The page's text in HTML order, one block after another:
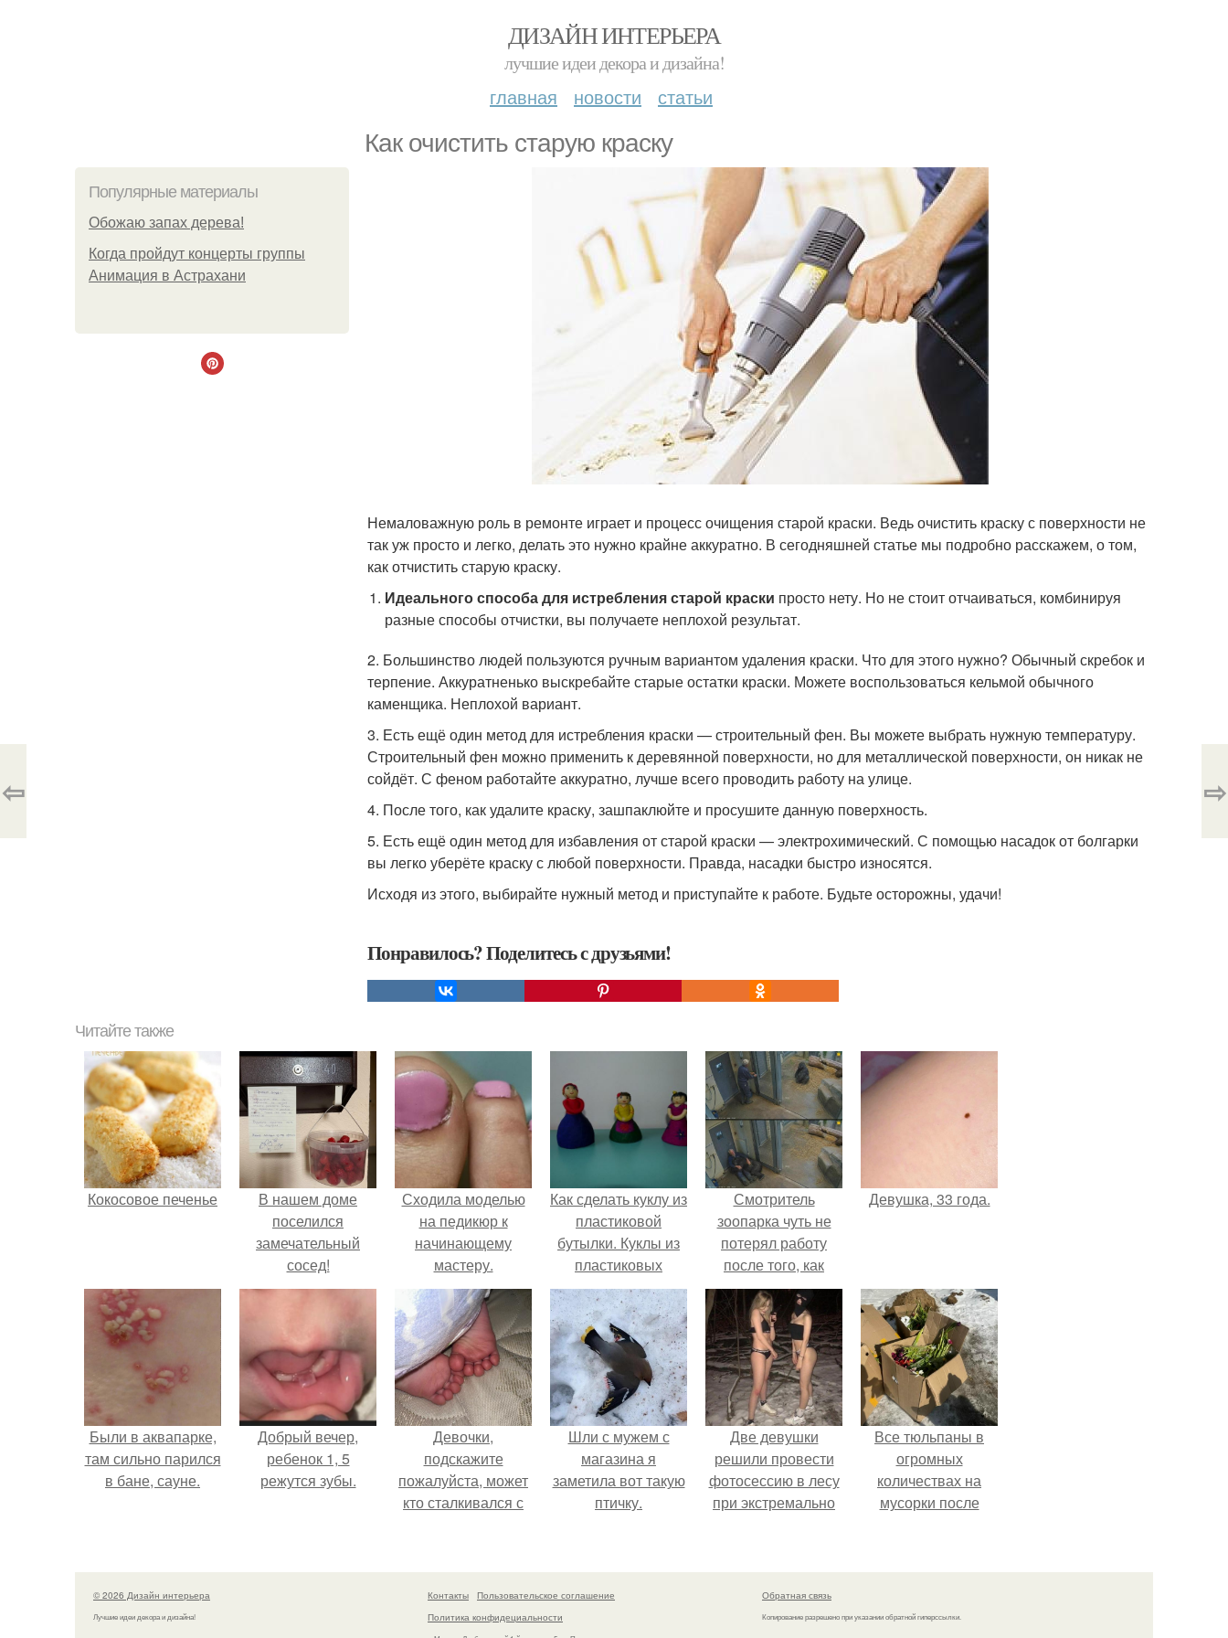
ДИЗАЙН ИНТЕРЬЕРА
лучшие идеи декора и дизайна!
главная новости статьи
Как очистить старую краску
Популярные материалы
Обожaю зaпах деpева!
Когда пройдут концерты группы
Анимация в Астрахани
Немаловажную роль в ремонте играет и процесс очищения старой краски. Ведь очистить краску с поверхности не
так уж просто и легко, делать это нужно крайне аккуратно. В сегодняшней статье мы подробно расскажем, о том,
как отчистить старую краску.
Идеального способа для истребления старой краски просто нету. Но не стоит отчаиваться, комбинируя
разные способы отчистки, вы получаете неплохой результат.
2. Большинство людей пользуются ручным вариантом удаления краски. Что для этого нужно? Обычный скребок и
терпение. Аккуратненько выскребайте старые остатки краски. Можете воспользоваться кельмой обычного
каменщика. Неплохой вариант.
3. Есть ещё один метод для истребления краски — строительный фен. Вы можете выбрать нужную температуру.
Строительный фен можно применить к деревянной поверхности, но для металлической поверхности, он никак не
сойдёт. С феном работайте аккуратно, лучше всего проводить работу на улице.
4. После того, как удалите краску, зашпаклюйте и просушите данную поверхность.
5. Есть ещё один метод для избавления от старой краски — электрохимический. С помощью насадок от болгарки
вы легко уберёте краску с любой поверхности. Правда, насадки быстро износятся.
Исходя из этого, выбирайте нужный метод и приступайте к работе. Будьте осторожны, удачи!
Понравилось? Поделитесь с друзьями!
⇦ ⇨
Читайте также
Кокосовое печенье
В нашем доме
поселился
замечательный
сосед!
Сходила моделью
на педикюр к
начинающему
мастеру.
Как сделать куклу из
пластиковой
бутылки. Куклы из
пластиковых
бутылок своими
руками. Быстро и
красиво
Смотритель
зоопарка чуть не
потерял работу
после того, как
камеры заметили,
как он ночью
пробирается в
вольер к горилле.
Девушка, 33 года.
Были в аквапарке,
там сильно парился
в бане, сауне.
Добрый вечер,
ребенок 1, 5
режутся зубы.
Девочки,
подскажите
пожалуйста, может
кто сталкивался с
Шли с мужем с
магазина я
заметила вот такую
птичку.
Две девушки
решили провести
фотосессию в лесу
при экстремально
достигавших - 35
градусов.
Все тюльпаны в
огромных
количествах на
мусорки после
© 2026 Дизайн интерьера
Лучшие идеи декора и дизайна!
Контакты
Пользовательское соглашение
Политика конфидециальности
Обратная связь
Копирование разрешено при указании обратной гиперссылки.